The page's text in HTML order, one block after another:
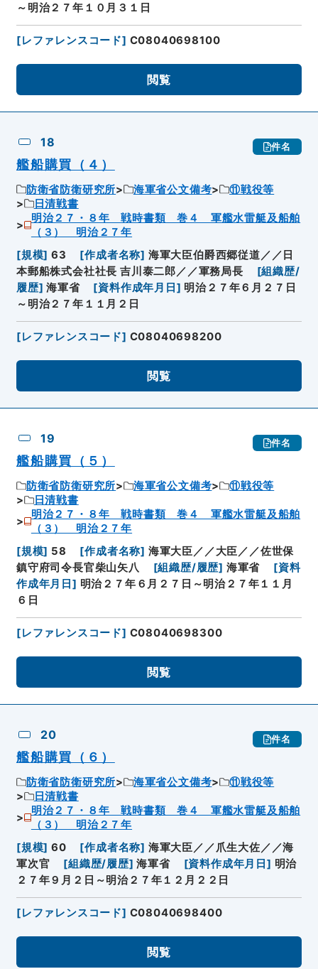
～明治２７年１０月３１日
[レファレンスコード] C08040698100
閲覧
18 件名
艦船購買（４）
防衛省防衛研究所 海軍省公文備考
⑪戦役等
日清戦書
明治２７・８年 戦時書類 巻４ 軍艦水雷艇及船舶
（３） 明治２７年
[規模] 63 [作成者名称] 海軍大臣伯爵西郷従道／／日
本郵船株式会社社長 吉川泰二郎／／軍務局長
[組織歴/
履歴] 海軍省 [資料作成年月日 ] 明治２７年６月２７日
～明治２７年１１月２日
[レファレンスコード] C08040698200
閲覧
19 件名
艦船購買（５）
防衛省防衛研究所 海軍省公文備考
⑪戦役等
日清戦書
明治２７・８年 戦時書類 巻４ 軍艦水雷艇及船舶
（３） 明治２７年
[規模] 58 [作成者名称] 海軍大臣／／大臣／／佐世保
鎮守府司令長官柴山矢八
[組織歴/履歴] 海軍省 [資料
作成年月日 ] 明治２７年６月２７日～明治２７年１１月
６日
[レファレンスコード] C08040698300
閲覧
20 件名
艦船購買（６）
防衛省防衛研究所 海軍省公文備考
⑪戦役等
日清戦書
明治２７・８年 戦時書類 巻４ 軍艦水雷艇及船舶
（３） 明治２７年
[規模] 60 [作成者名称] 海軍大臣／／爪生大佐／／海
軍次官
[組織歴/履歴] 海軍省 [資料作成年月日 ] 明治
２７年９月２日～明治２７年１２月２２日
[レファレンスコード] C08040698400
閲覧